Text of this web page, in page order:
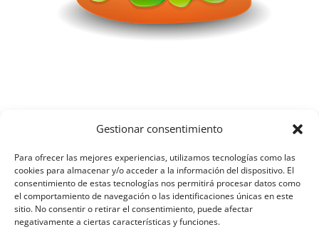
Gestionar consentimiento
Para ofrecer las mejores experiencias, utilizamos tecnologías como las
cookies para almacenar y/o acceder a la información del dispositivo. El
consentimiento de estas tecnologías nos permitirá procesar datos como
el comportamiento de navegación o las identificaciones únicas en este
sitio. No consentir o retirar el consentimiento, puede afectar
negativamente a ciertas características y funciones.
Aviso Legal y Protección de Datos
Política de Cookies